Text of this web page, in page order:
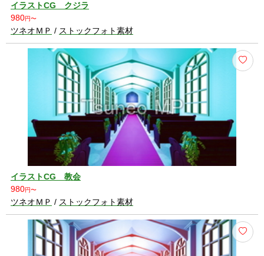
イラストCG クジラ
980円〜
ツネオＭＰ / ストックフォト素材
イラストCG 教会
980円〜
ツネオＭＰ / ストックフォト素材